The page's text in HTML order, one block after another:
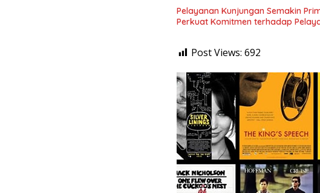
Pelayanan Kunjungan Semakin
Perkuat Komitmen terhadap
Post Views: 692